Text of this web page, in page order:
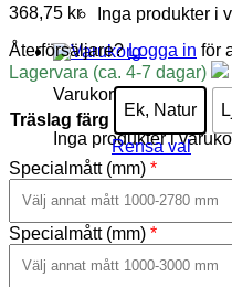
Inga produkter i
Varukorg
Inga produkter i
368,75 kr
Återförsäljare?Logga in för
Lagervara (ca. 4-7 dagar)
Träslag färg
Ek, Natur
Rensa val
Specialmått (mm) *
Specialmått (mm) *